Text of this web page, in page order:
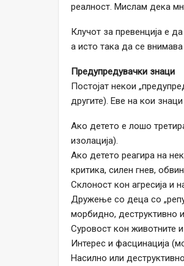
реалност. Мислам дека
Клучот за превенција е
а исто така да се
Предупредувачки знаци
Постојат некои
другите). Еве на кои
Ако детето е лошо
изолација).
Ако детето реагира на
критика, силен гнев,
Склоност кон агресија и
Дружење со деца со
морбидно, деструктивно
Суровост кон животните
Интерес и фасцинација
Насилно или